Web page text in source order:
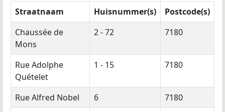
Straatnaam Huisnummer(s)
Postcode(s)
Chaussée de
Mons
2 - 72 7180
Rue Adolphe
Quételet
1 - 15 7180
Rue Alfred Nobel 6
7180